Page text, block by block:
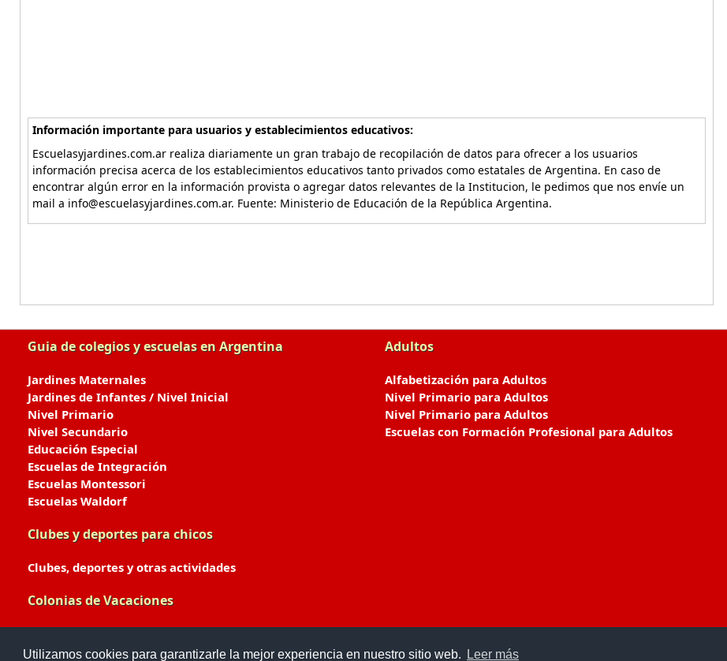
Utilizamos cookies para garantizarle la mejor experiencia en nuestro sitio web. Leer más
Información importante para usuarios y establecimientos educativos:
Escuelasyjardines.com.ar realiza diariamente un gran trabajo de recopilación de datos para ofrecer a los usuarios
información precisa acerca de los establecimientos educativos tanto privados como estatales de Argentina. En caso de
encontrar algún error en la información provista o agregar datos relevantes de la Institucion, le pedimos que nos envíe un
mail a info@escuelasyjardines.com.ar. Fuente: Ministerio de Educación de la República Argentina.
Guia de colegios y escuelas en Argentina
Jardines Maternales
Jardines de Infantes / Nivel Inicial
Nivel Primario
Nivel Secundario
Educación Especial
Escuelas de Integración
Escuelas Montessori
Escuelas Waldorf
Clubes y deportes para chicos
Clubes, deportes y otras actividades
Colonias de Vacaciones
Adultos
Alfabetización para Adultos
Nivel Primario para Adultos
Nivel Primario para Adultos
Escuelas con Formación Profesional para Adultos